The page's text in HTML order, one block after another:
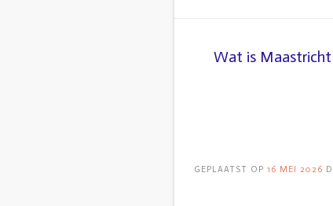
Wat is
GEPLAATST OP 16 MEI 2026